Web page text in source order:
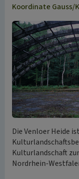
Koordinate Gauss/
Die Venloer Heide
Kulturlandschaft
Nordrhein-